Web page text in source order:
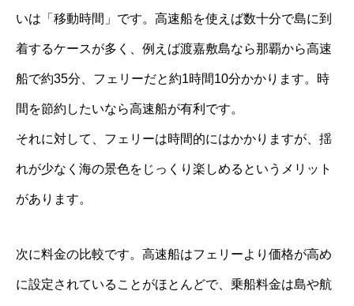
いは「移動時間」です。高速船を使えば数十分で島に到
着するケースが多く、例えば渡嘉敷島なら那覇から高速
船で約35分、フェリーだと約1時間10分かかります。時
間を節約したいなら高速船が有利です。
それに対して、フェリーは時間的にはかかりますが、揺
れが少なく海の景色をじっくり楽しめるというメリット
があります。
次に料金の比較です。高速船はフェリーより価格が高め
に設定されていることがほとんどで、乗船料金は島や航